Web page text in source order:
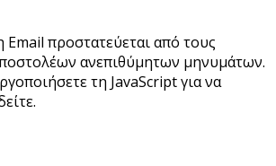
προστατεύεται από τους
ανεπιθύμητων μηνυμάτων.
τη JavaScript για να